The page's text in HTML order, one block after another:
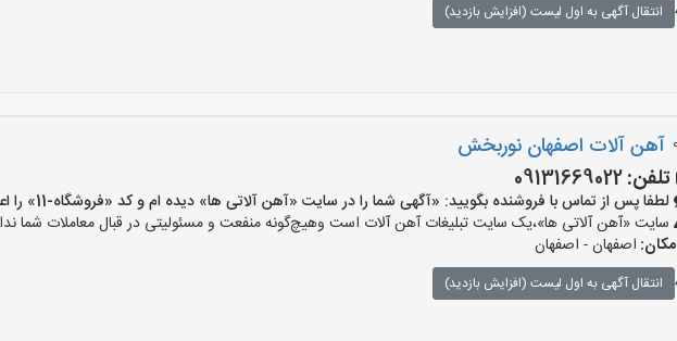
انتقال آگهی به اول لیست (افزایش بازدید)
آهن آلات اصفهان نوربخش
تلفن:09131669022
لطفا پس از تماس با فروشنده بگویید: «آگهی شما را در سایت «آهن آلاتی ها» دیده ام و کد «فروشگاه-11» را اعلام کنید»
سایت «آهن آلاتی ها»،یک سایت تبلیغات آهن آلات است وهیچ‌گونه منفعت و مسئولیتی در قبال معاملات شما
مکان: اصفهان - اصفهان
انتقال آگهی به اول لیست (افزایش بازدید)